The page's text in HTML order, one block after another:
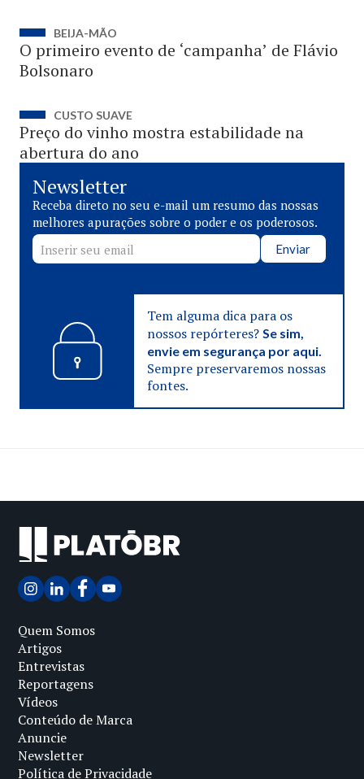
BEIJA-MÃO
O primeiro evento de ‘campanha’ de Flávio
Bolsonaro
CUSTO SUAVE
Preço do vinho mostra estabilidade na
abertura do ano
Newsletter
Receba direto no seu e-mail um resumo das nossas
melhores apurações sobre o poder e os poderosos.
Enviar
Tem alguma dica para os
nossos repórteres? Se sim,
envie em segurança por aqui.
Sempre preservaremos nossas
fontes.
Quem Somos
Artigos
Entrevistas
Reportagens
Vídeos
Conteúdo de Marca
Anuncie
Newsletter
Política de Privacidade